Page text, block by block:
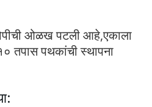
ओळख पटली आहे,एकाला
तपास पथकांची स्थापना